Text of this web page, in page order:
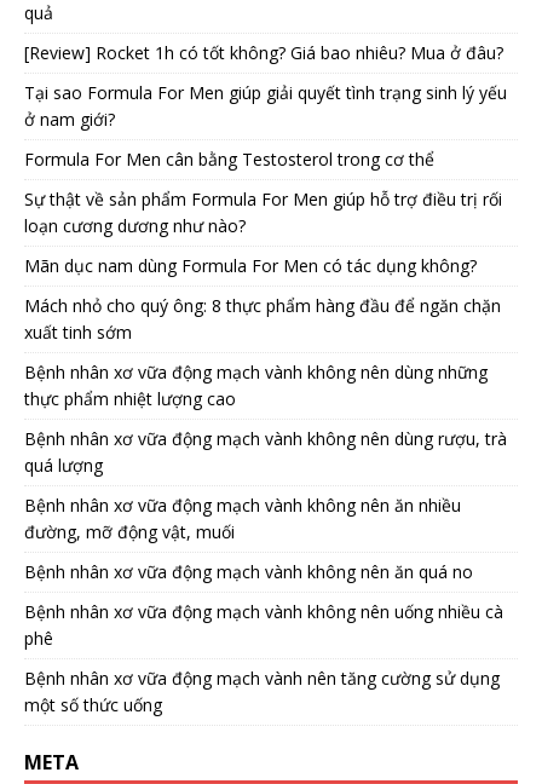
quả
[Review] Rocket 1h có tốt không? Giá bao nhiêu? Mua ở đâu?
Tại sao Formula For Men giúp giải quyết tình trạng sinh lý yếu
ở nam giới?
Formula For Men cân bằng Testosterol trong cơ thể
Sự thật về sản phẩm Formula For Men giúp hỗ trợ điều trị rối
loạn cương dương như nào?
Mãn dục nam dùng Formula For Men có tác dụng không?
Mách nhỏ cho quý ông: 8 thực phẩm hàng đầu để ngăn chặn
xuất tinh sớm
Bệnh nhân xơ vữa động mạch vành không nên dùng những
thực phẩm nhiệt lượng cao
Bệnh nhân xơ vữa động mạch vành không nên dùng rượu, trà
quá lượng
Bệnh nhân xơ vữa động mạch vành không nên ăn nhiều
đường, mỡ động vật, muối
Bệnh nhân xơ vữa động mạch vành không nên ăn quá no
Bệnh nhân xơ vữa động mạch vành không nên uống nhiều cà
phê
Bệnh nhân xơ vữa động mạch vành nên tăng cường sử dụng
một số thức uống
META